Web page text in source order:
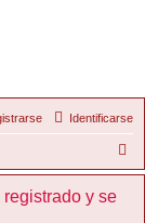
Identificarse
u
y se